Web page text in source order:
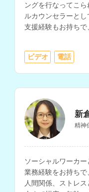
ングを行なってこ
ルカウンセラーと
支援経験もお持ちで
ビデオ 電話
新
精神
ソーシャルワーカ
業務経験をお持ち
人間関係、ストレ